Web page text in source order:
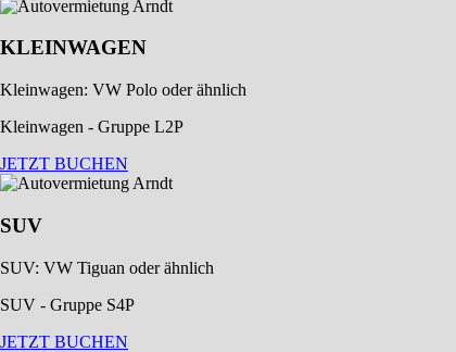
KLEINWAGEN
Kleinwagen: VW Polo oder ähnlich
Kleinwagen - Gruppe L2P
JETZT BUCHEN
SUV
SUV: VW Tiguan oder ähnlich
SUV - Gruppe S4P
JETZT BUCHEN